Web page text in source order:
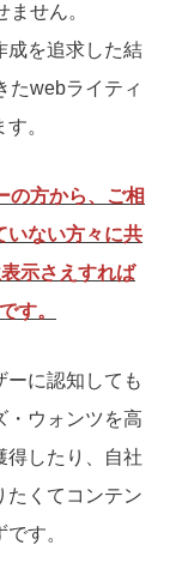
せん。
成を追求した結
たwebライティ
。
の方から、ご相
いない方々に共
示さえすれば
す。
ーに認知しても
・ウォンツを高
得したり、自社
たくてコンテン
す。